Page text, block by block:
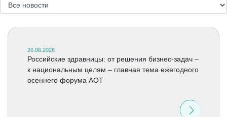
26.06.2026
Российские здравницы: от решения бизнес-задач –
к национальным целям – главная тема ежегодного
осеннего форума АОТ